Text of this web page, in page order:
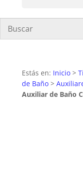
Estás en: Inicio>
de Baño>
Auxiliar de Baño